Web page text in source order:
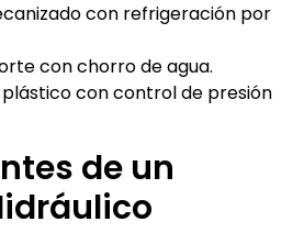
con refrigeración por
con chorro de agua.
con control de presión
de un